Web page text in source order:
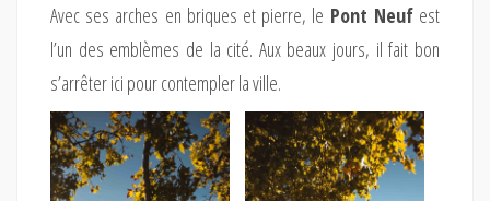
Avec ses arches en briques et pierre, le Pont Neufest
l’un des emblèmes de la cité. Aux beaux jours, il fait bon
s’arrêter ici pour contempler la ville.